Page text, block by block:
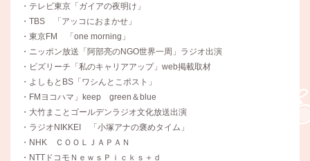
・テレビ東京「ガイアの夜明け」
・TBS 「アッコにおまかせ」
・東京FM 「one morning」
・ニッポン放送「阿部亮のNGO世界一周」ラジオ出演
・ビズリーチ「私のキャリアアップ」web掲載取材
・よしもとBS「ワシんとこポスト」
・FMヨコハマ」keep green＆blue
・大竹まことゴールデンラジオ文化放送出演
・ラジオNIKKEI 「小塚アナの褒めタイム」
・NHK ＣＯＯＬＪＡＰＡＮ
・NTTドコモＮｅｗｓＰｉｃｋｓ＋ｄ